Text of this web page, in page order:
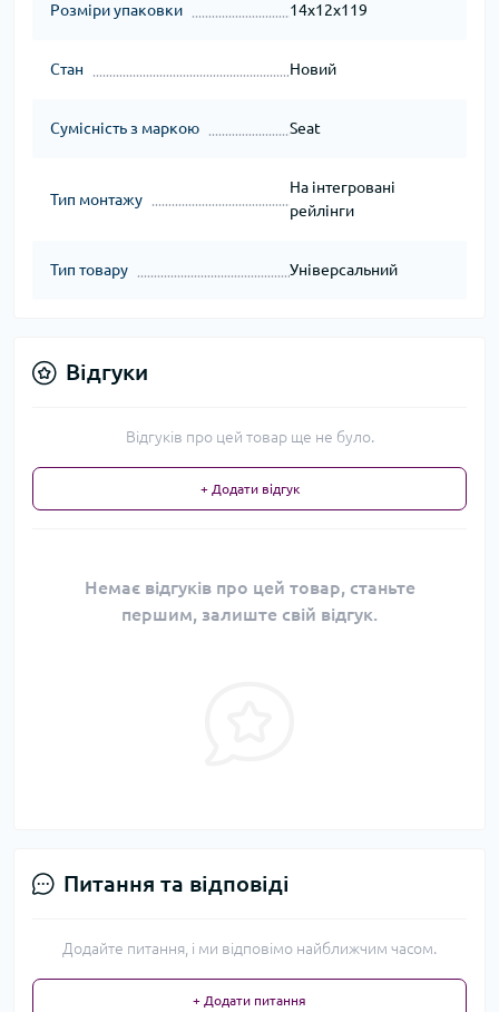
Розміри упаковки 14x12x119
Стан Новий
Сумісність з маркою Seat
Тип монтажу
На інтегровані
рейлінги
Тип товару Універсальний
Відгуки
Відгуків про цей товар ще не було.
+ Додати відгук
Немає відгуків про цей товар, станьте
першим, залиште свій відгук.
Питання та відповіді
Додайте питання, і ми відповімо найближчим часом.
+ Додати питання